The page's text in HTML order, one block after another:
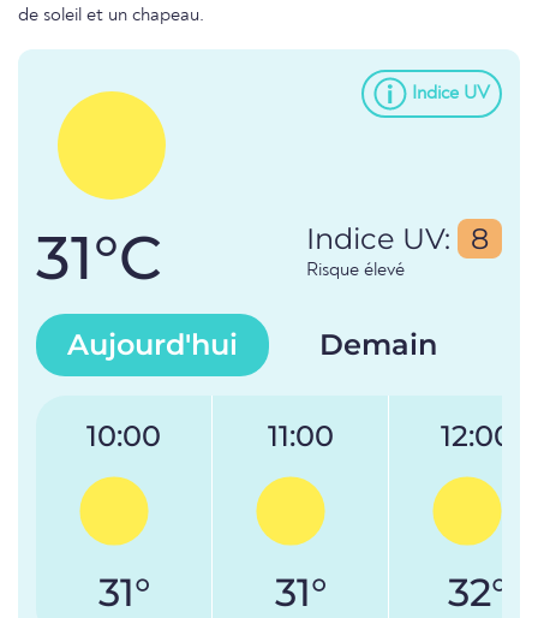
de soleil et un chapeau.
Indice UV
31°C Indice UV: 8
Risque élevé
Aujourd'hui Demain
10:00
31°
11:00
31°
12:00
32°